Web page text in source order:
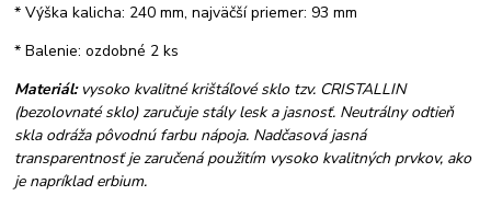
* Výška kalicha: 240 mm, najväčší priemer: 93 mm
* Balenie: ozdobné 2 ks
Materiál: vysoko kvalitné krištáľové sklo tzv. CRISTALLIN
(bezolovnaté sklo) zaručuje stály lesk a jasnosť. Neutrálny odtieň
skla odráža pôvodnú farbu nápoja. Nadčasová jasná
transparentnosť je zaručená použitím vysoko kvalitných prvkov, ako
je napríklad erbium.